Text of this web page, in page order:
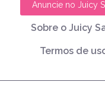
Anuncie no Juicy
Sobre o Juicy
Termos de